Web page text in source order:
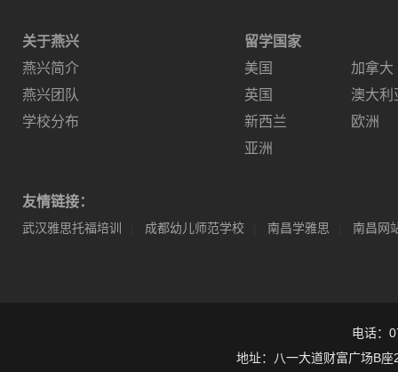
关于燕兴
燕兴简介
燕兴团队
学校分布
留学国家
美国
加拿大
英国
澳大利
新西兰
欧洲
亚洲
友情链接：
武汉雅思托福培训 成都幼儿师范学校 南昌学雅思 南昌网
电话：
地址：八一大道财富广场B